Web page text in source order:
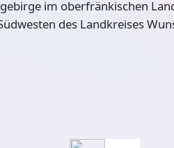
im oberfränkischen
des Landkreises